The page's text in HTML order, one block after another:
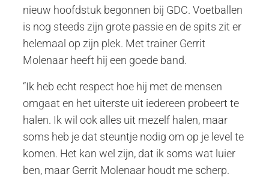
nieuw hoofdstuk begonnen bij GDC. Voetballen
is nog steeds zijn grote passie en de spits zit er
helemaal op zijn plek. Met trainer Gerrit
Molenaar heeft hij een goede band.
“Ik heb echt respect hoe hij met de mensen
omgaat en het uiterste uit iedereen probeert te
halen. Ik wil ook alles uit mezelf halen, maar
soms heb je dat steuntje nodig om op je level te
komen. Het kan wel zijn, dat ik soms wat luier
ben, maar Gerrit Molenaar houdt me scherp.